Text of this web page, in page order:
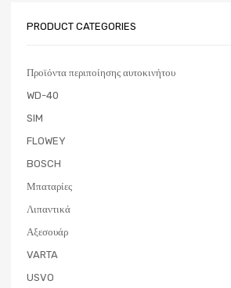
PRODUCT CATEGORIES
Προϊόντα περιποίησης αυτοκινήτου
WD-40
SIM
FLOWEY
BOSCH
Μπαταρίες
Λιπαντικά
Αξεσουάρ
VARTA
USVO